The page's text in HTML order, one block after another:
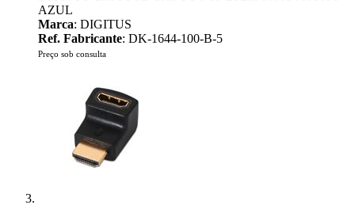
AZUL
Marca: DIGITUS
Ref. Fabricante: DK-1644-100-B-5
Preço sob consulta